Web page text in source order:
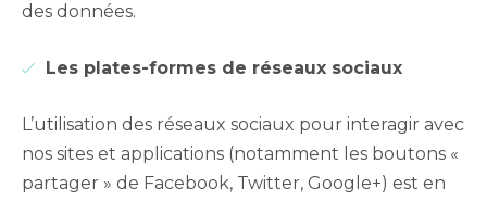
des données.
Les plates-formes de réseaux sociaux
L’utilisation des réseaux sociaux pour interagir avec
nos sites et applications (notamment les boutons «
partager » de Facebook, Twitter, Google+) est en